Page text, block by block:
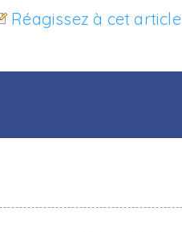
Réagissez à cet article